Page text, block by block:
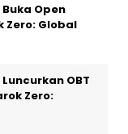
Open
Zero: Global
OBT
Zero: